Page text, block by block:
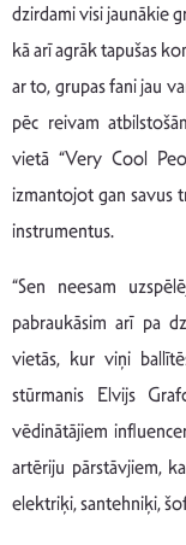
dzirdami visi jaunākie
kā arī agrāk tapušas
ar to, grupas fani jau
pēc reivam
vietā “Very Cool
izmantojot gan savus
instrumentus.
“Sen neesam
pabraukāsim arī pa
vietās, kur viņi
stūrmanis Elvijs
vēdinātājiem
artēriju pārstāvjiem,
elektriķi, santehniķi,